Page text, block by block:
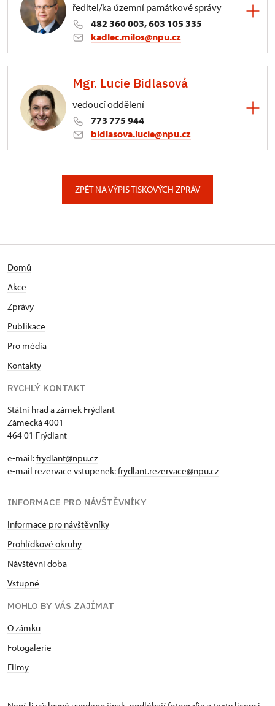
ředitel/ka územní památkové správy
482 360 003, 603 105 335
kadlec.milos@npu.cz
3/, Sychrov 3
Mgr. Lucie Bidlasová
vedoucí oddělení
773 775 944
bidlasova.lucie@npu.cz
ZPĚT NA VÝPIS TISKOVÝCH ZPRÁV
Domů
Akce
Zprávy
Publikace
Pro média
Kontakty
RYCHLÝ KONTAKT
Státní hrad a zámek Frýdlant
Zámecká 4001
464 01 Frýdlant
e-mail:frydlant@npu.cz
e-mail rezervace vstupenek:frydlant.rezervace@npu.cz
INFORMACE PRO NÁVŠTĚVNÍKY
Informace pro návštěvníky
Prohlídkové okruhy
Návštěvní doba
Vstupné
MOHLO BY VÁS ZAJÍMAT
O zámku
Fotogalerie
Filmy